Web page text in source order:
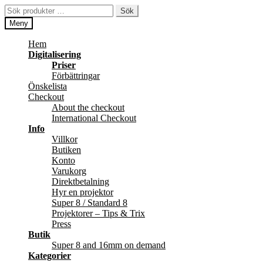
Hoppa
till
navigering
Hoppa
till
innehåll
Sök
efter:
Sök
Meny
Hem
Digitalisering
Priser
Förbättringar
Önskelista
Checkout
About the checkout
International Checkout
Info
Villkor
Butiken
Konto
Varukorg
Direktbetalning
Hyr en projektor
Super 8 / Standard 8
Projektorer – Tips & Trix
Press
Butik
Super 8 and 16mm on demand
Kategorier